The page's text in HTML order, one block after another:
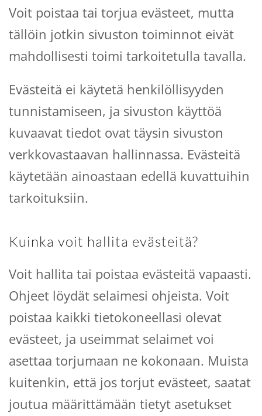
Voit poistaa tai torjua evästeet, mutta
tällöin jotkin sivuston toiminnot eivät
mahdollisesti toimi tarkoitetulla tavalla.
Evästeitä ei käytetä henkilöllisyyden
tunnistamiseen, ja sivuston käyttöä
kuvaavat tiedot ovat täysin sivuston
verkkovastaavan hallinnassa. Evästeitä
käytetään ainoastaan edellä kuvattuihin
tarkoituksiin.
Kuinka voit hallita evästeitä?
Voit hallita tai poistaa evästeitä vapaasti.
Ohjeet löydät selaimesi ohjeista. Voit
poistaa kaikki tietokoneellasi olevat
evästeet, ja useimmat selaimet voi
asettaa torjumaan ne kokonaan. Muista
kuitenkin, että jos torjut evästeet, saatat
joutua määrittämään tietyt asetukset